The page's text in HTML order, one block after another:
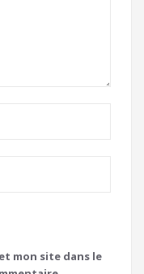
mon site dans le